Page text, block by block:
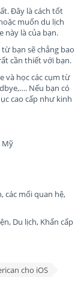
Đây là cách tốt
muốn du lịch
này là của bạn.
bạn sẽ chẳng bao
cần thiết với bạn.
và học các cụm từ
Nếu bạn có
cao cấp như kinh
Mỹ
các mối quan hệ,
Du lịch, Khẩn cấp
cho iOS